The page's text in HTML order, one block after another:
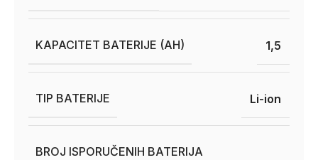
KAPACITET BATERIJE (AH) 1,5
TIP BATERIJE Li-ion
BROJ ISPORUČENIH BATERIJA